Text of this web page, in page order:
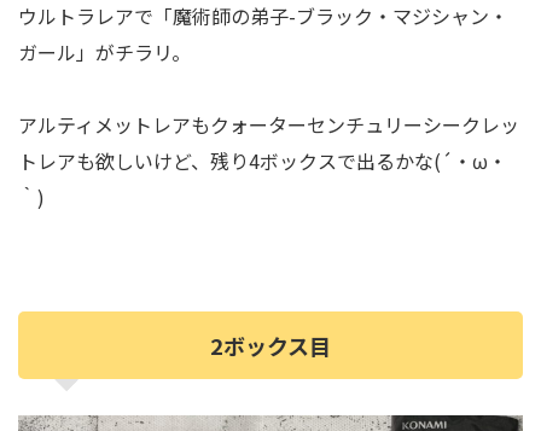
ウルトラレアで「魔術師の弟子-ブラック・マジシャン・
ガール」がチラリ。
アルティメットレアもクォーターセンチュリーシークレッ
トレアも欲しいけど、残り4ボックスで出るかな(´・ω・
｀)
2ボックス目